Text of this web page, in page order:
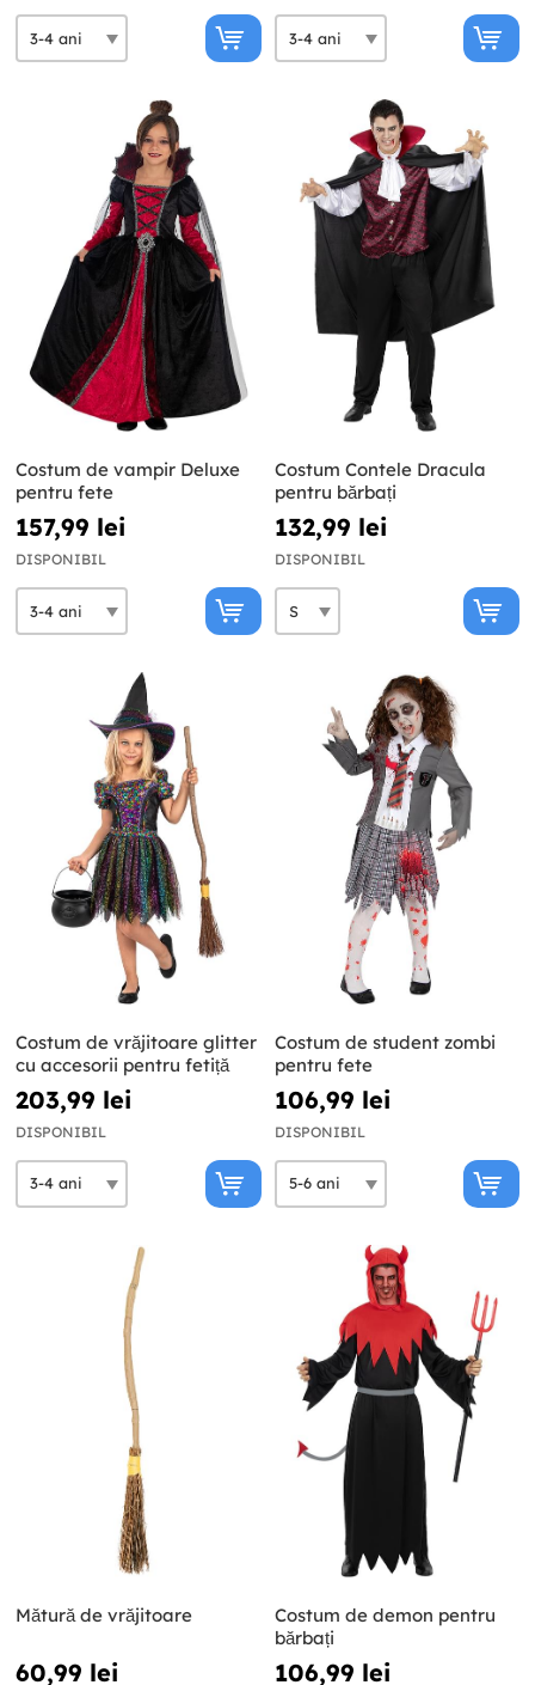
Costum de vampir Deluxe
pentru fete
157,99 lei
DISPONIBIL
Costum Contele Dracula
pentru bărbați
132,99 lei
DISPONIBIL
Costum de vrăjitoare glitter
cu accesorii pentru fetiță
203,99 lei
DISPONIBIL
Costum de student zombi
pentru fete
106,99 lei
DISPONIBIL
Mătură de vrăjitoare
60,99 lei
Costum de demon pentru
bărbați
106,99 lei